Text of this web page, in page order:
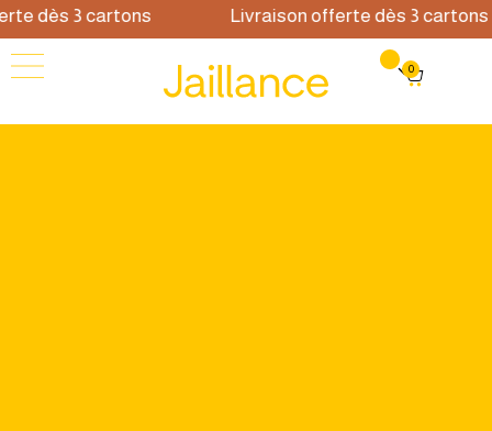
dès 3 cartons Livraison offerte dès 3 cartons
0